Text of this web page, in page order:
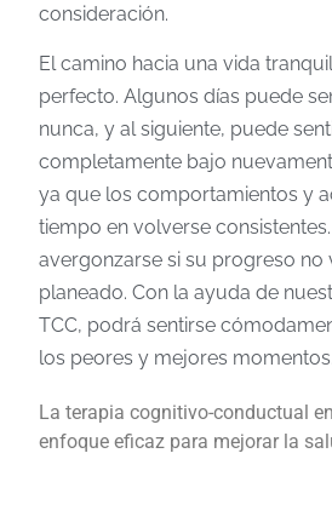
consideración.
El camino hacia una vida
perfecto. Algunos días puede
nunca, y al siguiente, puede
completamente bajo
ya que los comportamientos y
tiempo en volverse
avergonzarse si su progreso no
planeado. Con la ayuda de
TCC, podrá sentirse
los peores y mejores momentos.
La terapia cognitivo-conductual
enfoque eficaz para mejorar la